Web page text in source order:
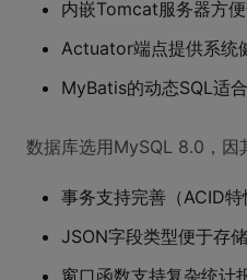
内嵌Tomcat服务器方
Actuator端点提供系统
MyBatis的动态SQL适
数据库选用MySQL 8.0，因
事务支持完善（ACID特
JSON字段类型便于存
窗口函数支持复杂统计